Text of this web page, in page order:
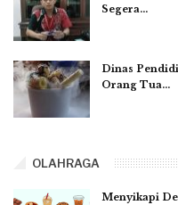
Segera…
Dinas
Orang Tua…
OLAHRAGA
Menyikapi